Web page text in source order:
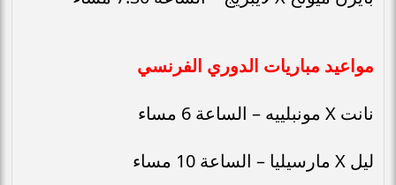
مواعيد مباريات الدوري الفرنسي
نانت X مونبلييه – الساعة 6 مساء
ليل X مارسيليا – الساعة 10 مساء